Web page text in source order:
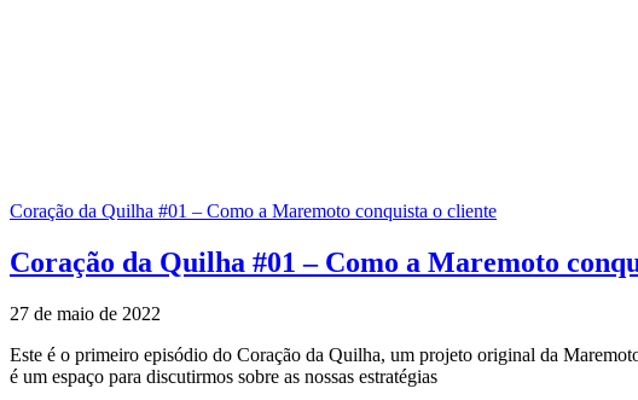
Coração da Quilha #01 – Como a Maremoto conquista o cliente
Coração da Quilha #01 – Como a Maremoto
27 de maio de 2022
Este é o primeiro episódio do Coração da Quilha, um projeto original da
é um espaço para discutirmos sobre as nossas estratégias